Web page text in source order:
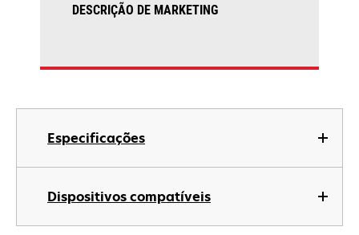
Especificações
Dispositivos compatíveis
DESCRIÇÃO DE MARKETING